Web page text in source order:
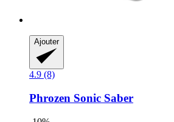
Ajouter
4.9 (8)
Phrozen Sonic Saber